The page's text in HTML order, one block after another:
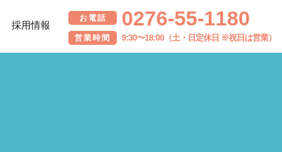
採用情報
お電話 0276-55-1180
営業時間 9:30〜18:00（土・日定休日 ※祝日は営業）